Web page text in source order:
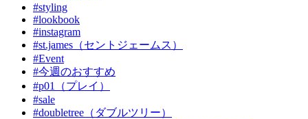
#styling
#lookbook
#instagram
#st.james（セントジェームス）
#Event
#今週のおすすめ
#p01（プレイ）
#sale
#doubletree（ダブルツリー）